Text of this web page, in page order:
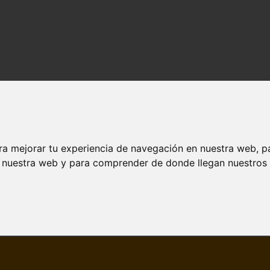
mejorar tu experiencia de navegación en nuestra web,
web y para comprender de donde llegan